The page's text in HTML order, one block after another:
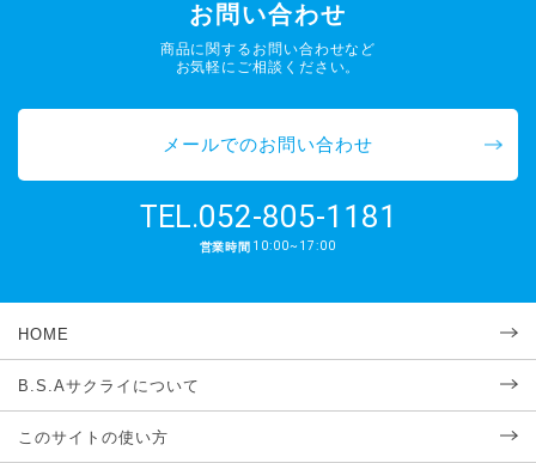
お問い合わせ
商品に関するお問い合わせなど
お気軽にご相談ください。
メールでのお問い合わせ
TEL.052-805-1181
営業時間 10:00~17:00
HOME
B.S.Aサクライについて
このサイトの使い方